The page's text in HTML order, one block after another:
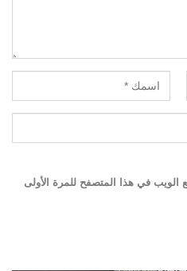
الويب في هذا المتصفح للمرة الأولى